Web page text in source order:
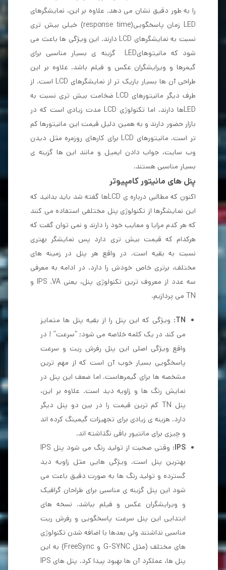
را به طور دقیق نشان می دهد. علاوه بر این، نمایشگرهای
LED زمان پاسخگویی(response time) خیلی بیش تری
نسبت به نمایشگرهای LCD دارند. این ویژگی ها باعث می
شود که مانیتوهایLED گزینه ی بسیار مناسبی برای
گیمرها و ویرایشگران عکس و فیلم باشد. علاوه بر این
طراحی آن ها بسیار باریک تر از نمایشگرهای LCD است. از
طرف دیگر مانیتورهای LCD ضخامت بیش تری نسبت به
LEDها دارند. اما تکنولوژی LCD مدت زیادی است که در
بازار حضور دارند و به همین دلیل قیمت این مانیتورها کم
تر است. مانیتورهای LCD برای کارهای روزمره مثل دیدن
وب سایت، جواب دادن ایمیل و مانند این ها گزینه ی
بسیار مناسبی هستند.
پنل های مانیتور کامپیوتر
اکنون که مطالبی درباره ی LCDها گفته شد باید بدانید که
این نمایشگرها از تکنولوژی پنل مختلفی استفاده می کنند
که هر کدم مزایا و معایب خود را دارند و نمی توان گفت که
هرکدام که قیمت بیش تری دارد پس نمایشگر بهتری
نسبت به بقیه است. در واقع هر پنل در زمینه های
مختلف، برتری خاص خودش را دارد. در ادامه به معرفی
سه عدد از معروف ترین تکنولوژی پنل، یعنی
IPS ,VA و
TN می پردازیم.
TN: ویژگی که این پنل را از بقیه پنل ها متمایز
می کند در یک کلمه خلاصه می شود; “سرعت” ! در
واقع ویژگی اصلی این پنل رفرش ریت و سرعت
پاسخگویی بسیار خوب آن است که از مهم ترین
مشخصه ها برای گیمرهاست. اما ضعف این پنل در
نمایش رنگ ها و زاویه دید است. علاوه بر این،
پنل TN کم ترین قیمت را در بین دو پنل دیگر
دارد. هزینه ی زیادی برای تجهیزات گیمینگ کرده اند
و چیزی برای مانتیور باقی نگذاشته اند.
IPS
: وقتی صحبت از تولید رنگ می شود پنل IPS
بهترین پنل است. ویژگی هایی مثل زاویه دید
گسترده و تولید رنگ ها به صورت دقیق باعث می
شود این پنل گزینه ی مناسبی برای طراحان گرافیک
و ویرایشگران عکس و فیلم بباشد. نسخه های
ابتدایی این پنل سرعت پاسخگویی و رفرش ریت
مناسبی نداشتند ولی بعدها با اضافه شدن تکنولوژی
های مختلف (مثل G-SYNC و FreeSync) به این
پنل ها، عملکرد آن ها بهبود پیدا کرد. پنل های IPS